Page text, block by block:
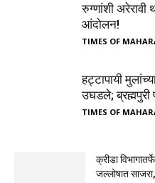
रुग्णांशी अरेरावी
आंदोलन!
TIMES OF
हट्टापायी
उघडले; ब्रह्मपुरी
TIMES OF
क्रीडा
जल्लोषात